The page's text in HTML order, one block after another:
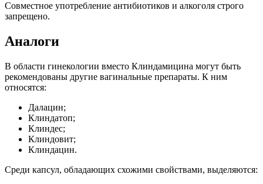
Совместное употребление антибиотиков и алкоголя строго
запрещено.
Аналоги
В области гинекологии вместо Клиндамицина могут быть
рекомендованы другие вагинальные препараты. К ним
относятся:
Далацин;
Клиндатоп;
Клиндес;
Клиндовит;
Клиндацин.
Среди капсул, обладающих схожими свойствами, выделяются: